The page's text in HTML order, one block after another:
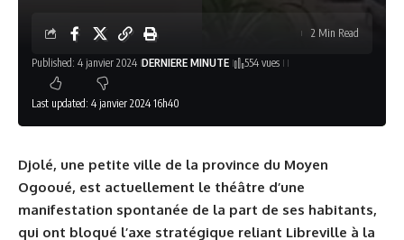
Last updated: 4 janvier 2024 16h40
Published: 4 janvier 2024 DERNIERE MINUTE 554 vues
2 Min Read
Djolé, une petite ville de la province du Moyen
Ogooué, est actuellement le théâtre d’une
manifestation spontanée de la part de ses habitants,
qui ont bloqué l’axe stratégique reliant Libreville à la